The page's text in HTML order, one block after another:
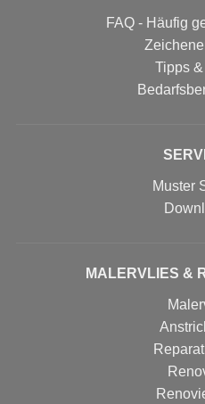
FAQ - Häufig
Tipps
Muster
MALERVLIES &